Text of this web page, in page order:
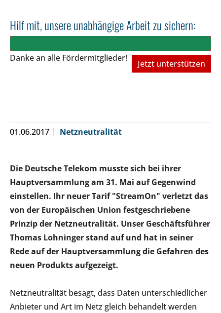
Hilf mit, unsere unabhängige Arbeit zu sichern:
Danke an alle Fördermitglieder!
Jetzt unterstützen
01.06.2017 Netzneutralität
Die Deutsche Telekom musste sich bei ihrer
Hauptversammlung am 31. Mai auf Gegenwind
einstellen. Ihr neuer Tarif "StreamOn" verletzt das
von der Europäischen Union festgeschriebene
Prinzip der Netzneutralität. Unser Geschäftsführer
Thomas Lohninger stand auf und hat in seiner
Rede auf der Hauptversammlung die Gefahren des
neuen Produkts aufgezeigt.
Netzneutralität besagt, dass Daten unterschiedlicher
Anbieter und Art im Netz gleich behandelt werden